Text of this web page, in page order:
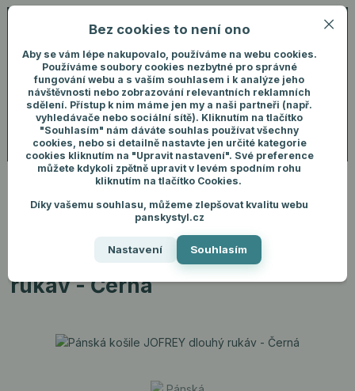
Menu
+420 731 292 460
Přihlášení
Hledat
ks
Úvod Pánské oblečení Košile
Pánská košile JOFREY dlouhý rukáv -
Pánská košile JOFREY dlouhý
rukáv - Černá
Bez cookies to není ono
Aby se vám lépe nakupovalo, používáme na webu cookies.
Používáme soubory cookies nezbytné pro správné
fungování webu a s vaším souhlasem i k analýze jeho
návštěvnosti nebo zobrazování relevantních reklamních
sdělení. Přístup k nim máme jen my a naši partneři (např.
vyhledávače nebo sociální sítě). Kliknutím na tlačítko
"Souhlasím" nám dáváte souhlas používat všechny
cookies, nebo si detailně nastavte jen určité kategorie
cookies kliknutím na "Upravit nastavení". Své preference
můžete kdykoli zpětně upravit v levém spodním rohu
kliknutím na tlačítko Cookies.
Díky vašemu souhlasu, můžeme zlepšovat kvalitu webu
panskystyl.cz
Nastavení Souhlasím